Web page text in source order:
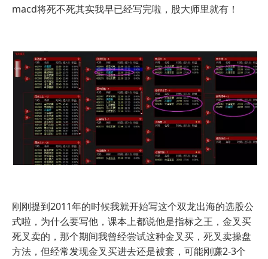
macd将死不死其实我早已经写完啦，股大师里就有！
刚刚提到2011年的时候我就开始写这个双龙出海的选股公
式啦，为什么要写他，课本上都说他是指标之王，金叉买
死叉卖的，那个期间我曾经尝试这种金叉买，死叉卖操盘
方法，但经常发现金叉买进去还是被套，可能刚赚2-3个